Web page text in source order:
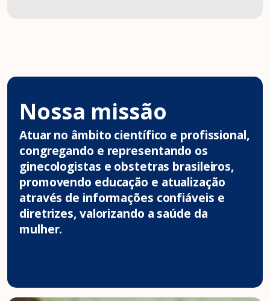
Nossa missão
Atuar no âmbito científico e profissional,
congregando e representando os
ginecologistas e obstetras brasileiros,
promovendo educação e atualização
através de informações confiáveis e
diretrizes, valorizando a saúde da
mulher.